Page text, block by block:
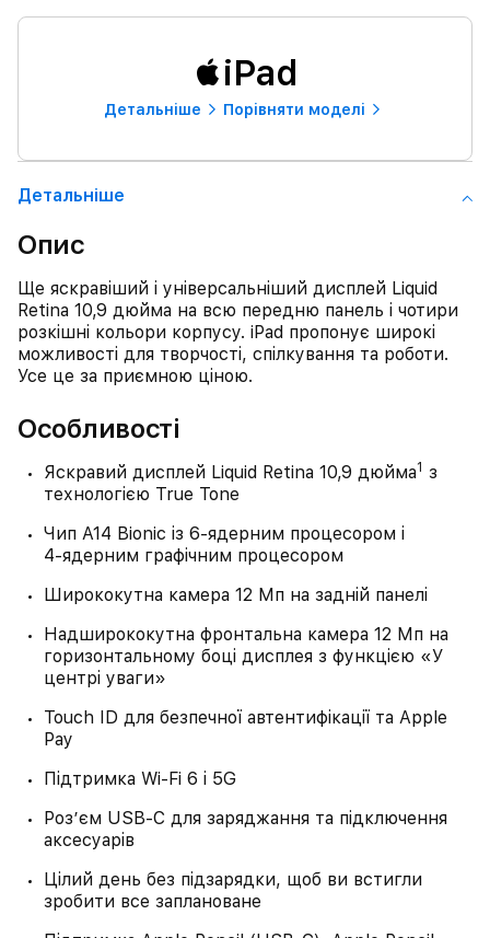
iPad
Детальнiше Порівняти моделі
Детальнiше
Опис
Ще яскравіший і універсальніший дисплей Liquid
Retina 10,9 дюйма на всю передню панель і чотири
розкішні кольори корпусу. iPad пропонує широкі
можливості для творчості, спілкування та роботи.
Усе це за приємною ціною.
Особливості
Яскравий дисплей Liquid Retina 10,9 дюйма1
з
технологією True Tone
Чип A14 Bionic із 6‑ядерним процесором і
4‑ядерним графічним процесором
Ширококутна камера 12 Мп на задній панелі
Надширококутна фронтальна камера 12 Мп на
горизонтальному боці дисплея з функцією «У
центрі уваги»
Touch ID для безпечної автентифікації та Apple
Pay
Підтримка Wi‑Fi 6 і 5G
Розʼєм USB‑C для заряджання та підключення
аксесуарів
Цілий день без підзарядки, щоб ви встигли
зробити все заплановане